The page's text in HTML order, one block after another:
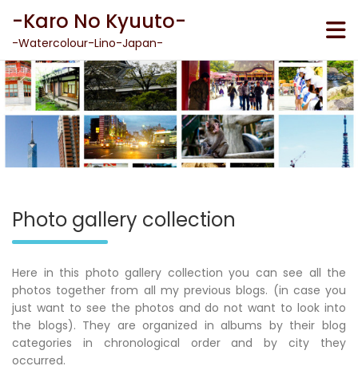
content
-Karo No Kyuuto-
-Watercolour-Lino-Japan-
Photo gallery collection
Here in this photo gallery collection you can see all the
photos together from all my previous blogs. (in case you
just want to see the photos and do not want to look into
the blogs). They are organized in albums by their blog
categories in chronological order and by city they
occurred.